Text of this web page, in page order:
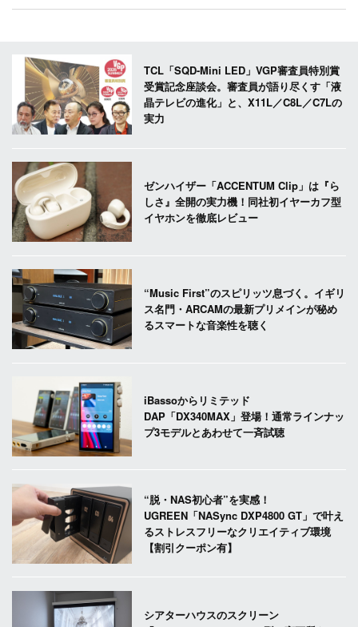
TCL「SQD-Mini LED」VGP審査員特別賞
受賞記念座談会。審査員が語り尽くす「液
晶テレビの進化」と、X11L／C8L／C7Lの
実力
ゼンハイザー「ACCENTUM Clip」は『ら
しさ』全開の実力機！同社初イヤーカフ型
イヤホンを徹底レビュー
“Music First”のスピリッツ息づく。イギリ
ス名門・ARCAMの最新プリメインが秘め
るスマートな音楽性を聴く
iBassoからリミテッド
DAP「DX340MAX」登場！通常ラインナッ
プ3モデルとあわせて一斉試聴
“脱・NAS初心者”を実感！
UGREEN「NASync DXP4800 GT」で叶え
るストレスフリーなクリエイティブ環境
【割引クーポン有】
シアターハウスのスクリーン